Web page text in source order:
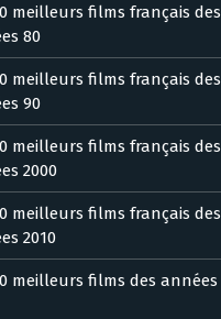
meilleurs films français des
80
meilleurs films français des
90
meilleurs films français des
2000
meilleurs films français des
2010
meilleurs films des années